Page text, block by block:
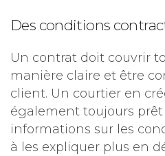
Des conditions
Un contrat doit couvrir
manière claire et être
client. Un courtier en
également toujours
informations sur les
à les expliquer plus en